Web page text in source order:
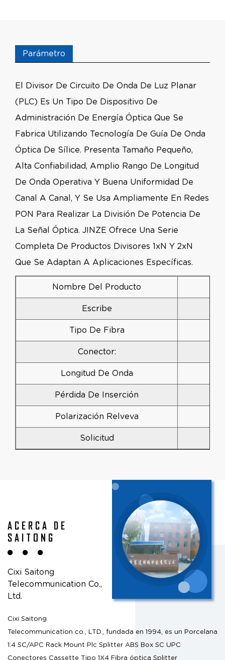
Parámetro
El Divisor De Circuito De Onda De Luz Planar
(PLC) Es Un Tipo De Dispositivo De
Administración De Energía Óptica Que Se
Fabrica Utilizando Tecnología De Guía De Onda
Óptica De Sílice. Presenta Tamaño Pequeño,
Alta Confiabilidad, Amplio Rango De Longitud
De Onda Operativa Y Buena Uniformidad De
Canal A Canal, Y Se Usa Ampliamente En Redes
PON Para Realizar La División De Potencia De
La Señal Óptica. JINZE Ofrece Una Serie
Completa De Productos Divisores 1xN Y 2xN
Que Se Adaptan A Aplicaciones Específicas.
Nombre Del Producto
Escribe
Tipo De Fibra
Conector:
Longitud De Onda
Pérdida De Inserción
Polarización Relveva
Solicitud
ACERCA DE
SAITONG
Cixi Saitong
Telecommunication Co.,
Ltd.
Cixi Saitong
Telecommunication co., LTD., fundada en 1994, es un Porcelana
1:4 SC/APC Rack Mount Plc Splitter ABS Box SC UPC
Conectores Cassette Tipo 1X4 Fibra óptica Splitter